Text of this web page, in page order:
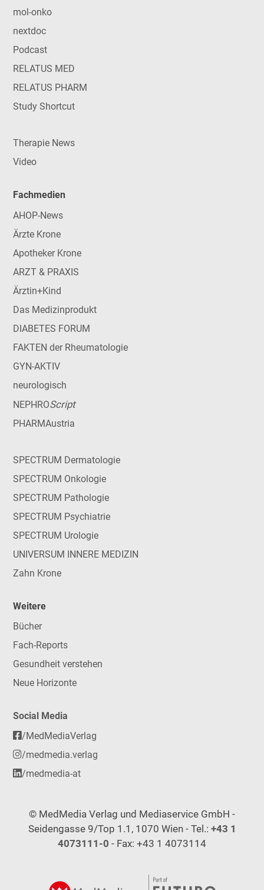
mol-onko
nextdoc
Podcast
RELATUS MED
RELATUS PHARM
Study Shortcut
Therapie News
Video
Fachmedien
AHOP-News
Ärzte Krone
Apotheker Krone
ARZT & PRAXIS
Ärztin+Kind
Das Medizinprodukt
DIABETES FORUM
FAKTEN der Rheumatologie
GYN-AKTIV
neurologisch
NEPHROScript
PHARMAustria
SPECTRUM Dermatologie
SPECTRUM Onkologie
SPECTRUM Pathologie
SPECTRUM Psychiatrie
SPECTRUM Urologie
UNIVERSUM INNERE MEDIZIN
Zahn Krone
Weitere
Bücher
Fach-Reports
Gesundheit verstehen
Neue Horizonte
Social Media
/MedMediaVerlag
/medmedia.verlag
/medmedia-at
© MedMedia Verlag und Mediaservice GmbH -
Seidengasse 9/Top 1.1, 1070 Wien - Tel.: +43 1
4073111-0 - Fax: +43 1 4073114